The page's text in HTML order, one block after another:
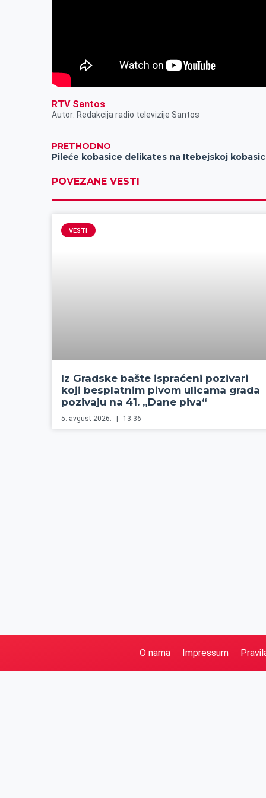
RTV Santos
Autor: Redakcija radio televizije Santos
PRETHODNO
POVEZANE VESTI
VESTI
Iz Gradske bašte ispraćeni pozivari
koji besplatnim pivom ulicama grada
pozivaju na 41. „Dane piva“
5. avgust 2026. 13:36
O nama Impressum